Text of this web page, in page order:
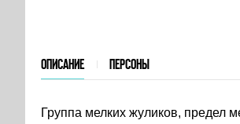
ОПИСАНИЕ ПЕРСОНЫ
Группа мелких жуликов, предел